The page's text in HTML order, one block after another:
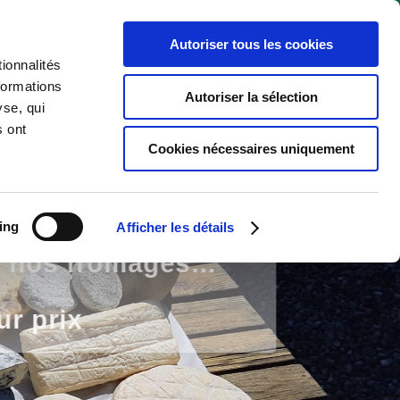
qui
ont
Afficher les détails
Autoriser tous les cookies
Autoriser la sélection
Cookies nécessaires uniquement
Prix public Revendeurs
nos fromages…
prix